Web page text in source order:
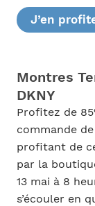
J’en
Montres
DKNY
Profitez de
commande
profitant de
par la
13 mai à 8
s’écouler en